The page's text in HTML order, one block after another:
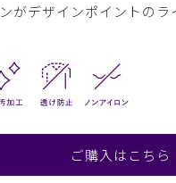
がデザインポイントのラ
ご購入はこちら